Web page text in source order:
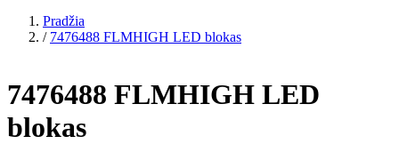
Pradžia
/ 7476488 FLMHIGH LED blokas
7476488 FLMHIGH LED
blokas